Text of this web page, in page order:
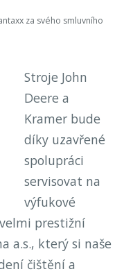
za svého smluvního
Stroje John
Deere a
Kramer bude
díky uzavřené
spolupráci
servisovat na
výfukové
prestižní
a.s., který si naše
čištění a